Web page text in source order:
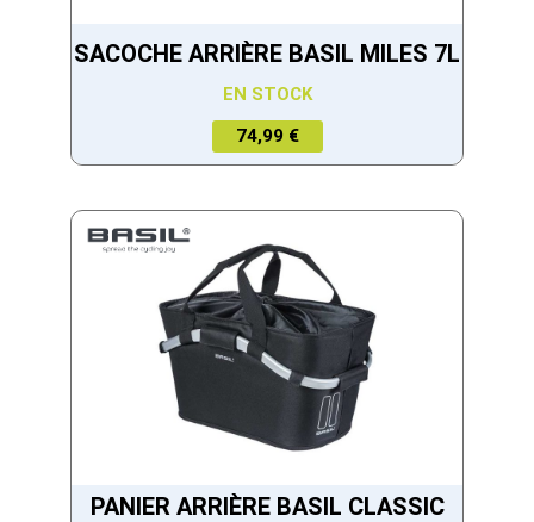
SACOCHE ARRIÈRE BASIL MILES 7L
EN STOCK
74,99 €
PANIER ARRIÈRE BASIL CLASSIC